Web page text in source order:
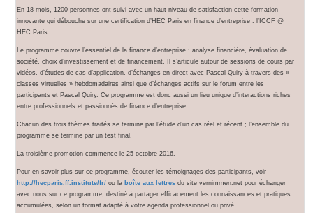
En 18 mois, 1200 personnes ont suivi avec un haut niveau de satisfaction cette formation
innovante qui débouche sur une certification d’HEC Paris en finance d’entreprise : l’ICCF @
HEC Paris.
Le programme couvre l’essentiel de la finance d’entreprise : analyse financière, évaluation de
société, choix d’investissement et de financement. Il s’articule autour de sessions de cours par
vidéos, d’études de cas d’application, d’échanges en direct avec Pascal Quiry à travers des «
classes virtuelles » hebdomadaires ainsi que d’échanges actifs sur le forum entre les
participants et Pascal Quiry. Ce programme est donc aussi un lieu unique d’interactions riches
entre professionnels et passionnés de finance d’entreprise.
Chacun des trois thèmes traités se termine par l’étude d’un cas réel et récent ; l’ensemble du
programme se termine par un test final.
La troisième promotion commence le 25 octobre 2016.
Pour en savoir plus sur ce programme, écouter les témoignages des participants, voir
http://hecparis.ff.institute/fr/ ou la boîte aux lettres du site vernimmen.net pour échanger
avec nous sur ce programme, destiné à partager efficacement les connaissances et pratiques
accumulées, selon un format adapté à votre agenda professionnel ou privé.